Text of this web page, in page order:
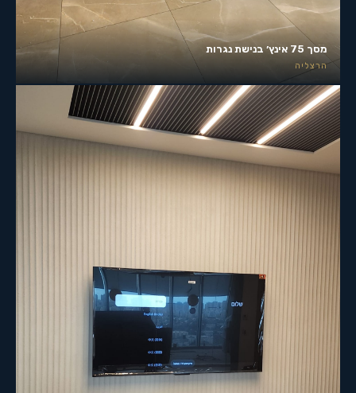
מסך 75 אינץ׳ בנישת נגרות
הרצליה